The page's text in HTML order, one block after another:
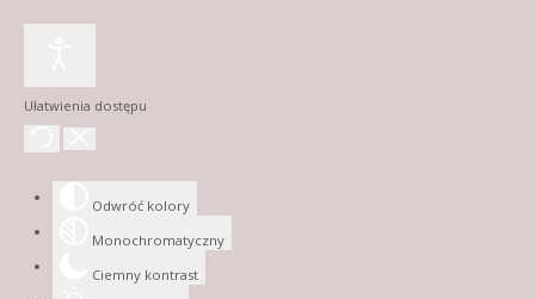
Ułatwienia dostępu
Odwróć kolory
Monochromatyczny
Ciemny kontrast